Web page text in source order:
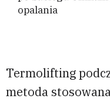
opalania
Termolifting
metoda